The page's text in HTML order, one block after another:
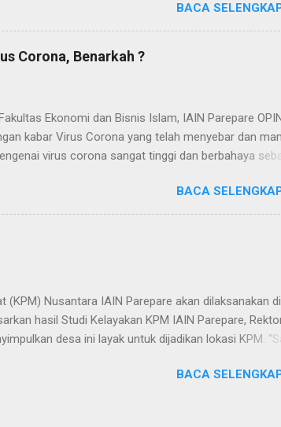
proses penyebarluasan cahaya di bumi melalui
Itu sebabnya ketika menetap di Yatsrib, Baginda
yg tercahayakan). Dalam ungkapan lain, hijrah
mata akumulasi cahaya itu telah rampung
BACA
Corona, Benarkah ?
Ekonomi dan Bisnis Islam, IAIN Parepare
kabar Virus Corona yang telah menyebar dan
virus corona sangat tinggi dan berbahaya
di markas militer di Wuhan. Rencananya,
dari hasil penjualan vaksin. Setelah dianalisa dan
pemerintah China sebagai senjata biologis yang
di markas militer di Wuhan. Yang menjadi
BACA
(KPM) Nusantara IAIN Parepare akan dilaksanakan di
hasil Studi Kelayakan KPM IAIN Parepare,
desa ini layak untuk dijadikan lokasi KPM.
kita lah yang mengawali pengabdian
BACA